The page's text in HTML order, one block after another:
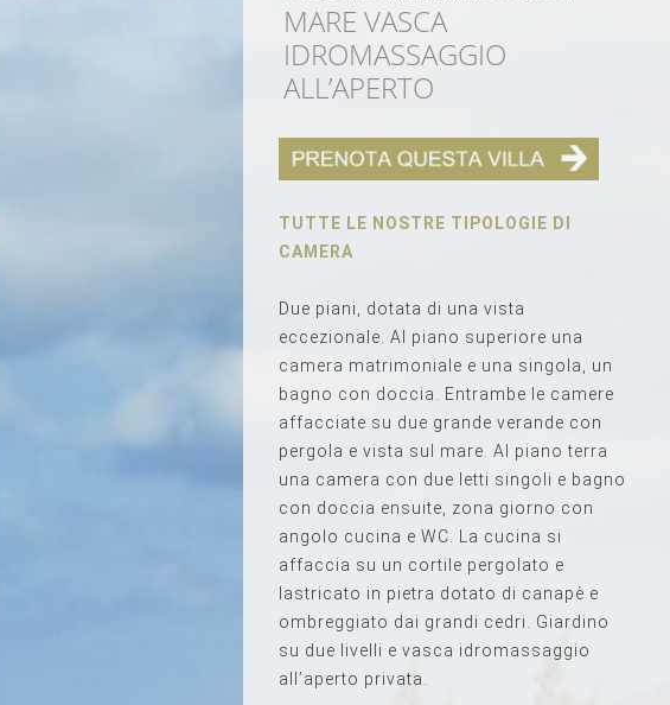
MARE VASCA
IDROMASSAGGIO
ALL’APERTO
TUTTE LE NOSTRE TIPOLOGIE DI
CAMERA
Due piani, dotata di una vista
eccezionale. Al piano superiore una
camera matrimoniale e una singola, un
bagno con doccia. Entrambe le camere
affacciate su due grande verande con
pergola e vista sul mare. Al piano terra
una camera con due letti singoli e bagno
con doccia ensuite, zona giorno con
angolo cucina e WC. La cucina si
affaccia su un cortile pergolato e
lastricato in pietra dotato di canapè e
ombreggiato dai grandi cedri. Giardino
su due livelli e vasca idromassaggio
all’aperto privata.